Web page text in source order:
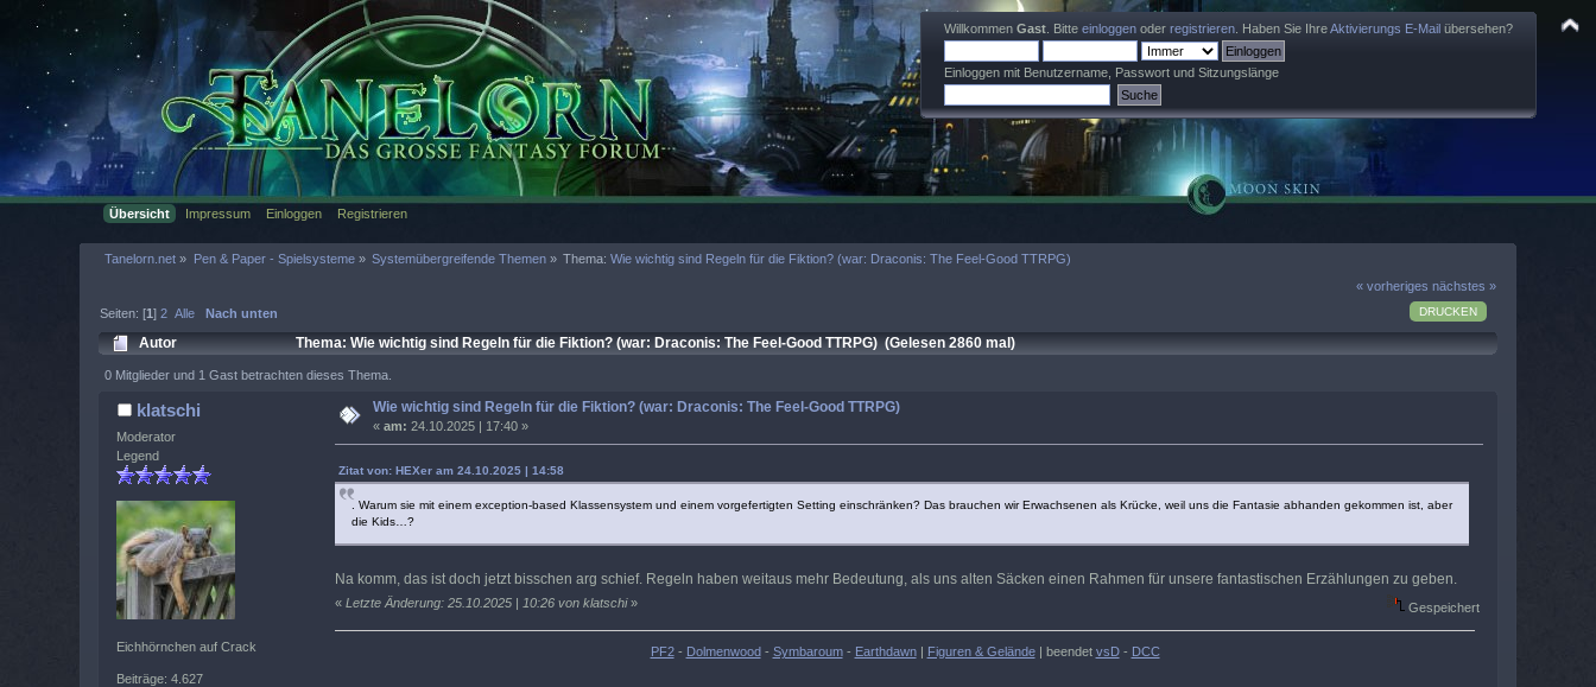
Willkommen Gast . Bitte einloggen oder registrieren . Haben Sie IhreAktivierungs E-Mail übersehen?
Einloggen mit Benutzername, Passwort und Sitzungslänge
Übersicht Impressum Einloggen Registrieren
Tanelorn.net » Pen & Paper - Spielsysteme» Systemübergreifende Themen » Thema:Wie wichtig sind Regeln für die Fiktion? (war: Draconis: The Feel-Good TTRPG)
« vorheriges nächstes »
DRUCKEN
Seiten: [1]2 Alle Nach unten
Autor Thema: Wie wichtig sind Regeln für die Fiktion? (war: Draconis: The Feel-Good TTRPG) (Gelesen 2860 mal)
0 Mitglieder und 1 Gast betrachten dieses Thema.
klatschi
Moderator
Legend
Eichhörnchen auf Crack
Beiträge: 4.627
Wie wichtig sind Regeln für die Fiktion? (war: Draconis: The Feel-Good TTRPG)
«am: 24.10.2025 | 17:40 »
Zitat von: HEXer am 24.10.2025 | 14:58
. Warum sie mit einem exception-based Klassensystem und einem vorgefertigten Setting einschränken? Das brauchen wir Erwachsenen als Krücke, weil uns die Fantasie abhanden gekommen ist, aber
die Kids…?
Na komm, das ist doch jetzt bisschen arg schief. Regeln haben weitaus mehr Bedeutung, als uns alten Säcken einen Rahmen für unsere fantastischen Erzählungen zu geben.
« Letzte Änderung: 25.10.2025 | 10:26 von klatschi» Gespeichert
PF2- Dolmenwood - Symbaroum- Earthdawn| Figuren & Gelände| beendet vsD- DCC